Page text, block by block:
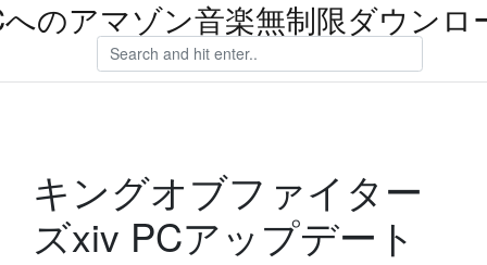
のアマゾン音楽無制限ダウンロ
キングオブファイター
ズxiv PCアップデート